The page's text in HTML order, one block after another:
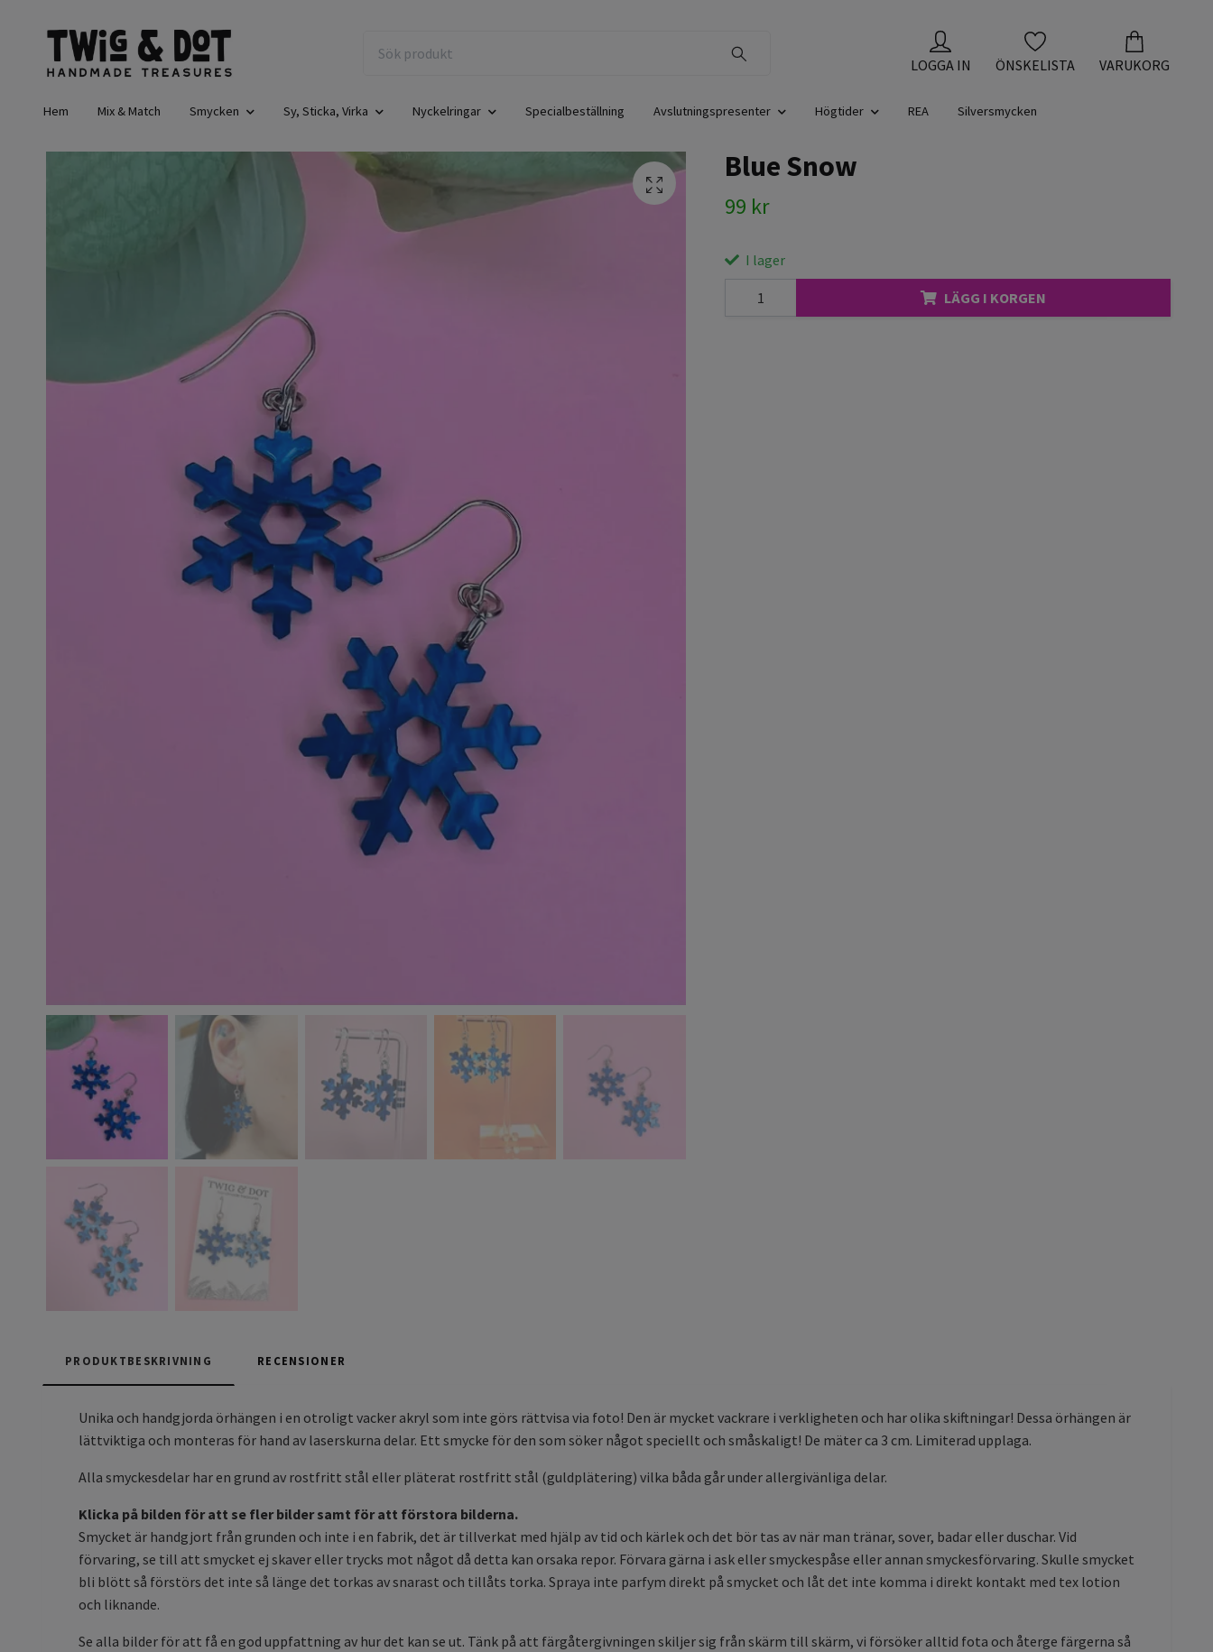
LOGGA IN ÖNSKELISTA VARUKORG
Hem Mix & Match Smycken Sy, Sticka, Virka Nyckelringar Specialbeställning Avslutningspresenter Högtider REA Silversmycken
Blue Snow
99 kr
I lager
LÄGG I KORGEN
PRODUKTBESKRIVNING RECENSIONER
Unika och handgjorda örhängen i en otroligt vacker akryl som inte görs rättvisa via foto! Den är mycket vackrare i verkligheten och har olika skiftningar! Dessa örhängen är
lättviktiga och monteras för hand av laserskurna delar. Ett smycke för den som söker något speciellt och småskaligt! De mäter ca 3 cm. Limiterad upplaga.
Alla smyckesdelar har en grund av rostfritt stål eller pläterat rostfritt stål (guldplätering) vilka båda går under allergivänliga delar.
Klicka på bilden för att se fler bilder samt för att förstora bilderna.
Smycket är handgjort från grunden och inte i en fabrik, det är tillverkat med hjälp av tid och kärlek och det bör tas av när man tränar, sover, badar eller duschar. Vid
förvaring, se till att smycket ej skaver eller trycks mot något då detta kan orsaka repor. Förvara gärna i ask eller smyckespåse eller annan smyckesförvaring. Skulle smycket
bli blött så förstörs det inte så länge det torkas av snarast och tillåts torka. Spraya inte parfym direkt på smycket och låt det inte komma i direkt kontakt med tex lotion
och liknande.
Se alla bilder för att få en god uppfattning av hur det kan se ut. Tänk på att färgåtergivningen skiljer sig från skärm till skärm, vi försöker alltid fota och återge färgerna så